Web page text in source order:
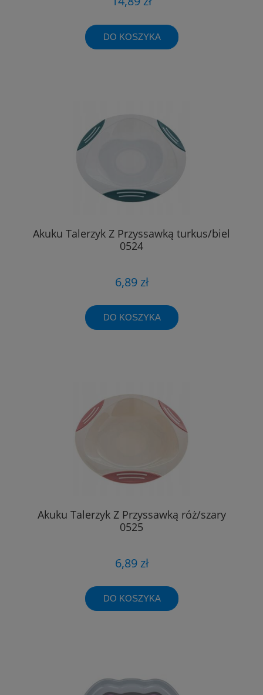
DO KOSZYKA
Akuku Talerzyk Z Przyssawką turkus/biel
0524
6,89 zł
DO KOSZYKA
Akuku Talerzyk Z Przyssawką róż/szary
0525
6,89 zł
DO KOSZYKA